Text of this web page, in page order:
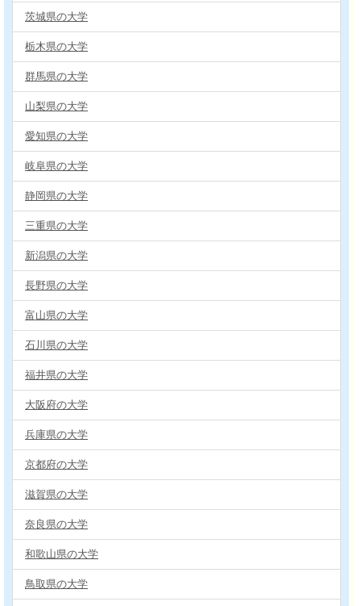
茨城県の大学
栃木県の大学
群馬県の大学
山梨県の大学
愛知県の大学
岐阜県の大学
静岡県の大学
三重県の大学
新潟県の大学
長野県の大学
富山県の大学
石川県の大学
福井県の大学
大阪府の大学
兵庫県の大学
京都府の大学
滋賀県の大学
奈良県の大学
和歌山県の大学
鳥取県の大学